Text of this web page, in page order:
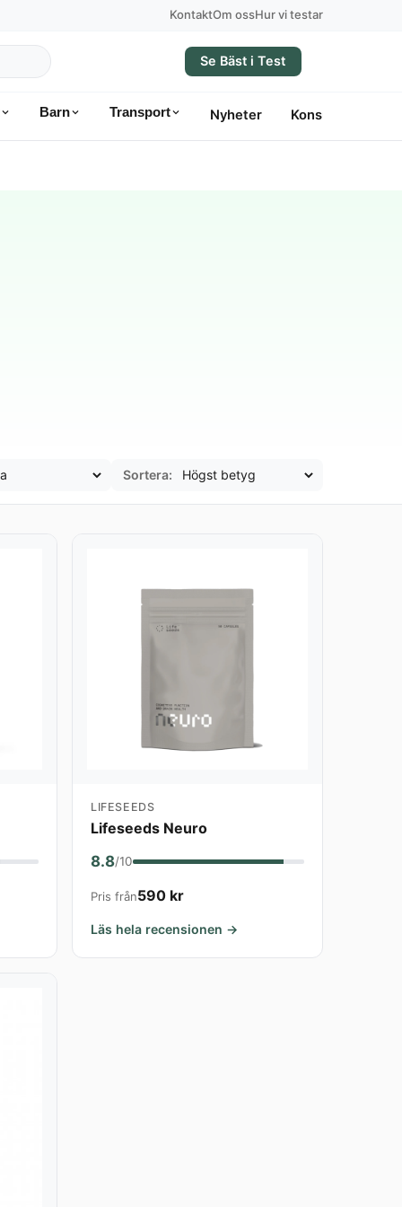
KontaktOm ossHur vi testar
Se Bäst i Test
Barn Transport Nyheter
Sortera:
LIFESEEDS
Lifeseeds Neuro
8.8/10
Pris från590 kr
Läs hela recensionen →